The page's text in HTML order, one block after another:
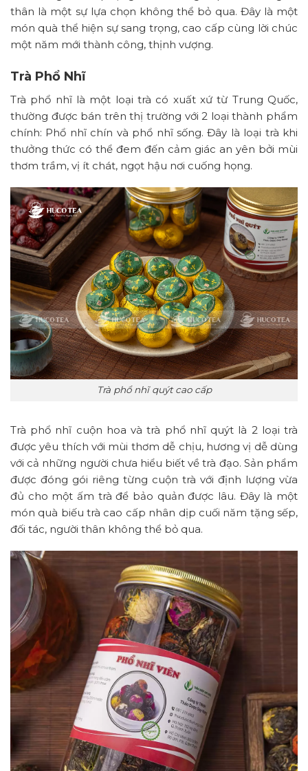
thân là một sự lựa chọn không thể bỏ qua. Đây là một
món quà thể hiện sự sang trọng, cao cấp cùng lời chúc
một năm mới thành công, thịnh vượng.
Trà Phổ Nhĩ
Trà phổ nhĩ là một loại trà có xuất xứ từ Trung Quốc,
thường được bán trên thị trường với 2 loại thành phẩm
chính: Phổ nhĩ chín và phổ nhĩ sống. Đây là loại trà khi
thưởng thức có thể đem đến cảm giác an yên bởi mùi
thơm trầm, vị ít chát, ngọt hậu nơi cuống họng.
Trà phổ nhĩ quýt cao cấp
Trà phổ nhĩ cuộn hoa và trà phổ nhĩ quýt là 2 loại trà
được yêu thích với mùi thơm dễ chịu, hương vị dễ dùng
với cả những người chưa hiểu biết về trà đạo. Sản phẩm
được đóng gói riêng từng cuộn trà với định lượng vừa
đủ cho một ấm trà để bảo quản được lâu. Đây là một
món quà biếu trà cao cấp nhân dịp cuối năm tặng sếp,
đối tác, người thân không thể bỏ qua.